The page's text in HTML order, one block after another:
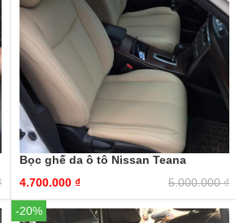
Bọc ghế da ô tô Nissan Teana
5.000.000₫
4.700.000 ₫
-20%